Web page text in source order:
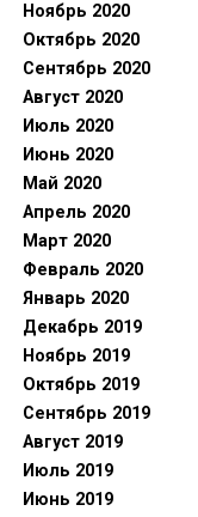
Ноябрь 2020
Октябрь 2020
Сентябрь 2020
Август 2020
Июль 2020
Июнь 2020
Май 2020
Апрель 2020
Март 2020
Февраль 2020
Январь 2020
Декабрь 2019
Ноябрь 2019
Октябрь 2019
Сентябрь 2019
Август 2019
Июль 2019
Июнь 2019